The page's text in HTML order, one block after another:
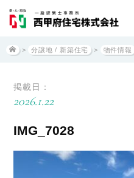
> 分譲地 / 新築住宅 > 物件情報
掲載日：
2026.1.22
IMG_7028